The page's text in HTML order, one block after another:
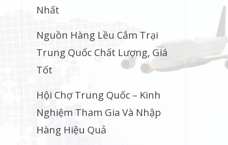
Nhất
Nguồn Hàng Lều Cắm Trại
Trung Quốc Chất Lượng, Giá
Tốt
Hội Chợ Trung Quốc – Kinh
Nghiệm Tham Gia Và Nhập
Hàng Hiệu Quả